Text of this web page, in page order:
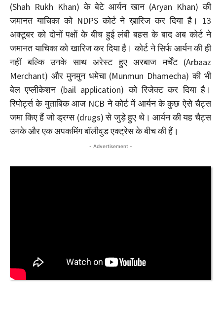
(Shah Rukh Khan) के बेटे आर्यन खान (Aryan Khan) की
जमानत याचिका को NDPS कोर्ट ने ख़ारिज कर दिया है। 13
अक्टूबर को दोनों पक्षों के बीच हुई लंबी बहस के बाद अब कोर्ट ने
जमानत याचिका को खारिज कर दिया है। कोर्ट ने सिर्फ आर्यन की ही
नहीं बल्कि उनके साथ अरेस्ट हुए अरबाज मर्चेंट (Arbaaz
Merchant) और मुनमुन धमेचा (Munmun Dhamecha) की भी
बेल एप्लीकेशन (bail application) को रिजेक्ट कर दिया है।
रिपोर्ट्स के मुताबिक आज NCB ने कोर्ट में आर्यन के कुछ ऐसे चैट्स
जमा किए हैं जो ड्रग्स (drugs) से जुड़े हुए थे। आर्यन की यह चैट्स
उनके और एक अपकमिंग बॉलीवुड एक्ट्रेस के बीच की हैं।
- Advertisement -